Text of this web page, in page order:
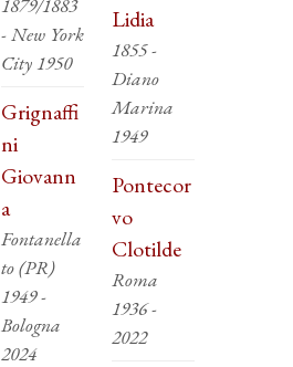
- New York
City 1950
Grignaffi
ni
Giovann
a
Fontanella
to (PR)
1949 -
Bologna
2024
Lidia
1855 -
Diano
Marina
1949
Pontecor
vo
Clotilde
Roma
1936 -
2022